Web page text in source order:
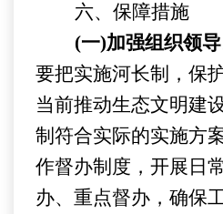
六、保障措施
(一)加强组织领导
要把实施河长制，保
当前推动生态文明建
制符合实际的实施方案
作督办制度，开展日
办、重点督办，确保